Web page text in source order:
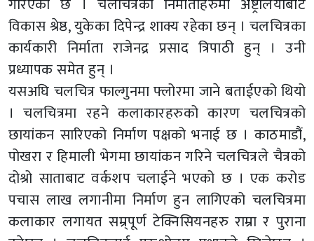
विकास श्रेष्ठ, युकेका दिपेन्द्र शाक्य रहेका छन् । चलचित्रका
कार्यकारी निर्माता राजेनद्र प्रसाद त्रिपाठी हुन् । उनी
प्रध्यापक समेत हुन् ।
यसअघि चलचित्र फाल्गुनमा फ्लोरमा जाने बताईएको थियो
। चलचित्रमा रहने कलाकारहरुको कारण चलचित्रको
छायांकन सारिएको निर्माण पक्षको भनाई छ । काठमाडौं,
पोखरा र हिमाली भेगमा छायांकन गरिने चलचित्रले चैत्रको
दोश्रो साताबाट वर्कशप चलाईने भएको छ । एक करोड
पचास लाख लगानीमा निर्माण हुन लागिएको चलचित्रमा
कलाकार लगायत सम्र्पूर्ण टेक्निसियनहरु राम्रा र पुराना